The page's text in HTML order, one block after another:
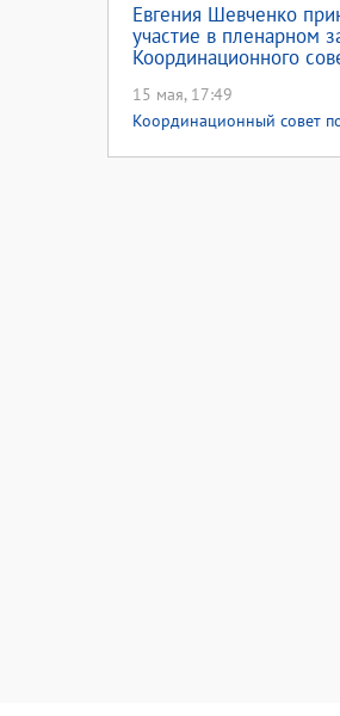
Евгения Шевченко
участие в пленарном
Координационного
культуры РФ
15 мая, 17:49
Координационный совет